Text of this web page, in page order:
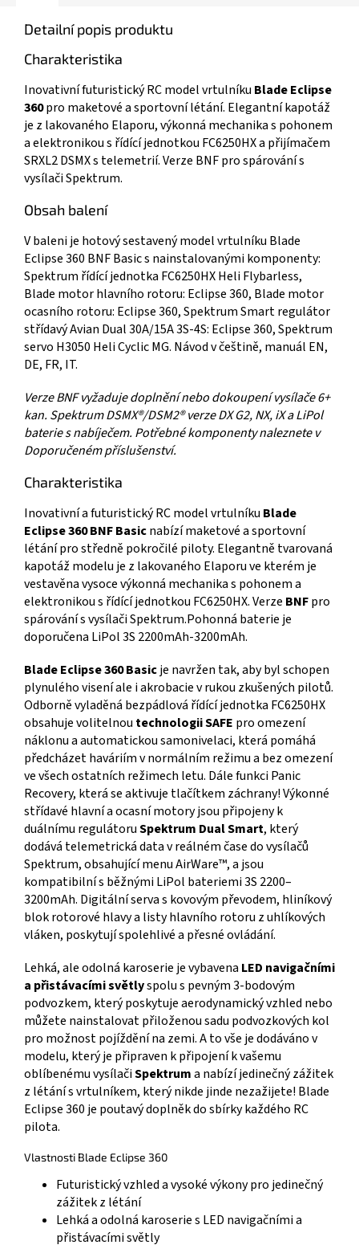
Detailní popis produktu
Charakteristika
Inovativní futuristický RC model vrtulníku Blade Eclipse
360pro maketové a sportovní létání. Elegantní kapotáž
je z lakovaného Elaporu, výkonná mechanika s pohonem
a elektronikou s řídící jednotkou FC6250HX a přijímačem
SRXL2 DSMX s telemetrií. Verze BNF pro spárování s
vysílači Spektrum.
Obsah balení
V baleni je hotový sestavený model vrtulníku Blade
Eclipse 360 BNF Basic s nainstalovanými komponenty:
Spektrum řídící jednotka FC6250HX Heli Flybarless,
Blade motor hlavního rotoru: Eclipse 360, Blade motor
ocasního rotoru: Eclipse 360, Spektrum Smart regulátor
střídavý Avian Dual 30A/15A 3S-4S: Eclipse 360, Spektrum
servo H3050 Heli Cyclic MG. Návod v češtině, manuál EN,
DE, FR, IT.
Verze BNF vyžaduje doplnění nebo dokoupení vysílače 6+
kan. Spektrum DSMX®/DSM2® verze DX G2, NX, iX a LiPol
baterie s nabíječem. Potřebné komponenty naleznete v
Doporučeném příslušenství.
Charakteristika
Inovativní a futuristický RC model vrtulníku Blade
Eclipse 360 BNF Basicnabízí maketové a sportovní
létání pro středně pokročilé piloty. Elegantně tvarovaná
kapotáž modelu je z lakovaného Elaporu ve kterém je
vestavěna vysoce výkonná mechanika s pohonem a
elektronikou s řídící jednotkou FC6250HX. Verze BNFpro
spárování s vysílači Spektrum.Pohonná baterie je
doporučena LiPol 3S 2200mAh-3200mAh.
Blade Eclipse 360 Basicje navržen tak, aby byl schopen
plynulého visení ale i akrobacie v rukou zkušených pilotů.
Odborně vyladěná bezpádlová řídící jednotka FC6250HX
obsahuje volitelnou technologii SAFE pro omezení
náklonu a automatickou samonivelaci, která pomáhá
předcházet haváriím v normálním režimu a bez omezení
ve všech ostatních režimech letu. Dále funkci Panic
Recovery, která se aktivuje tlačítkem záchrany! Výkonné
střídavé hlavní a ocasní motory jsou připojeny k
duálnímu regulátoruSpektrum Dual Smart, který
dodává telemetrická data v reálném čase do vysílačů
Spektrum, obsahující menu AirWare™, a jsou
kompatibilní s běžnými LiPol bateriemi 3S 2200–
3200mAh. Digitální serva s kovovým převodem, hliníkový
blok rotorové hlavy a listy hlavního rotoru z uhlíkových
vláken, poskytují spolehlivé a přesné ovládání.
Lehká, ale odolná karoserie je vybavena LED navigačními
a přistávacími světlyspolu s pevným 3-bodovým
podvozkem, který poskytuje aerodynamický vzhled nebo
můžete nainstalovat přiloženou sadu podvozkových kol
pro možnost pojíždění na zemi. A to vše je dodáváno v
modelu, který je připraven k připojení k vašemu
oblíbenému vysílačiSpektruma nabízí jedinečný zážitek
z létání s vrtulníkem, který nikde jinde nezažijete! Blade
Eclipse 360 je poutavý doplněk do sbírky každého RC
pilota.
Vlastnosti Blade Eclipse 360
Futuristický vzhled a vysoké výkony pro jedinečný
zážitek z létání
Lehká a odolná karoserie s LED navigačními a
přistávacími světly